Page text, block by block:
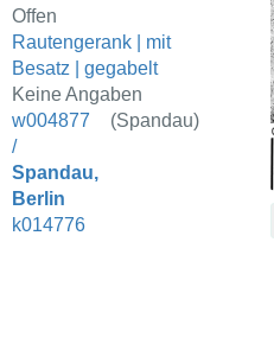
Offen
Rautengerank | mit
Besatz | gegabelt
Keine Angaben
w004877
/
Spandau,
Berlin
(Spandau)
k014776